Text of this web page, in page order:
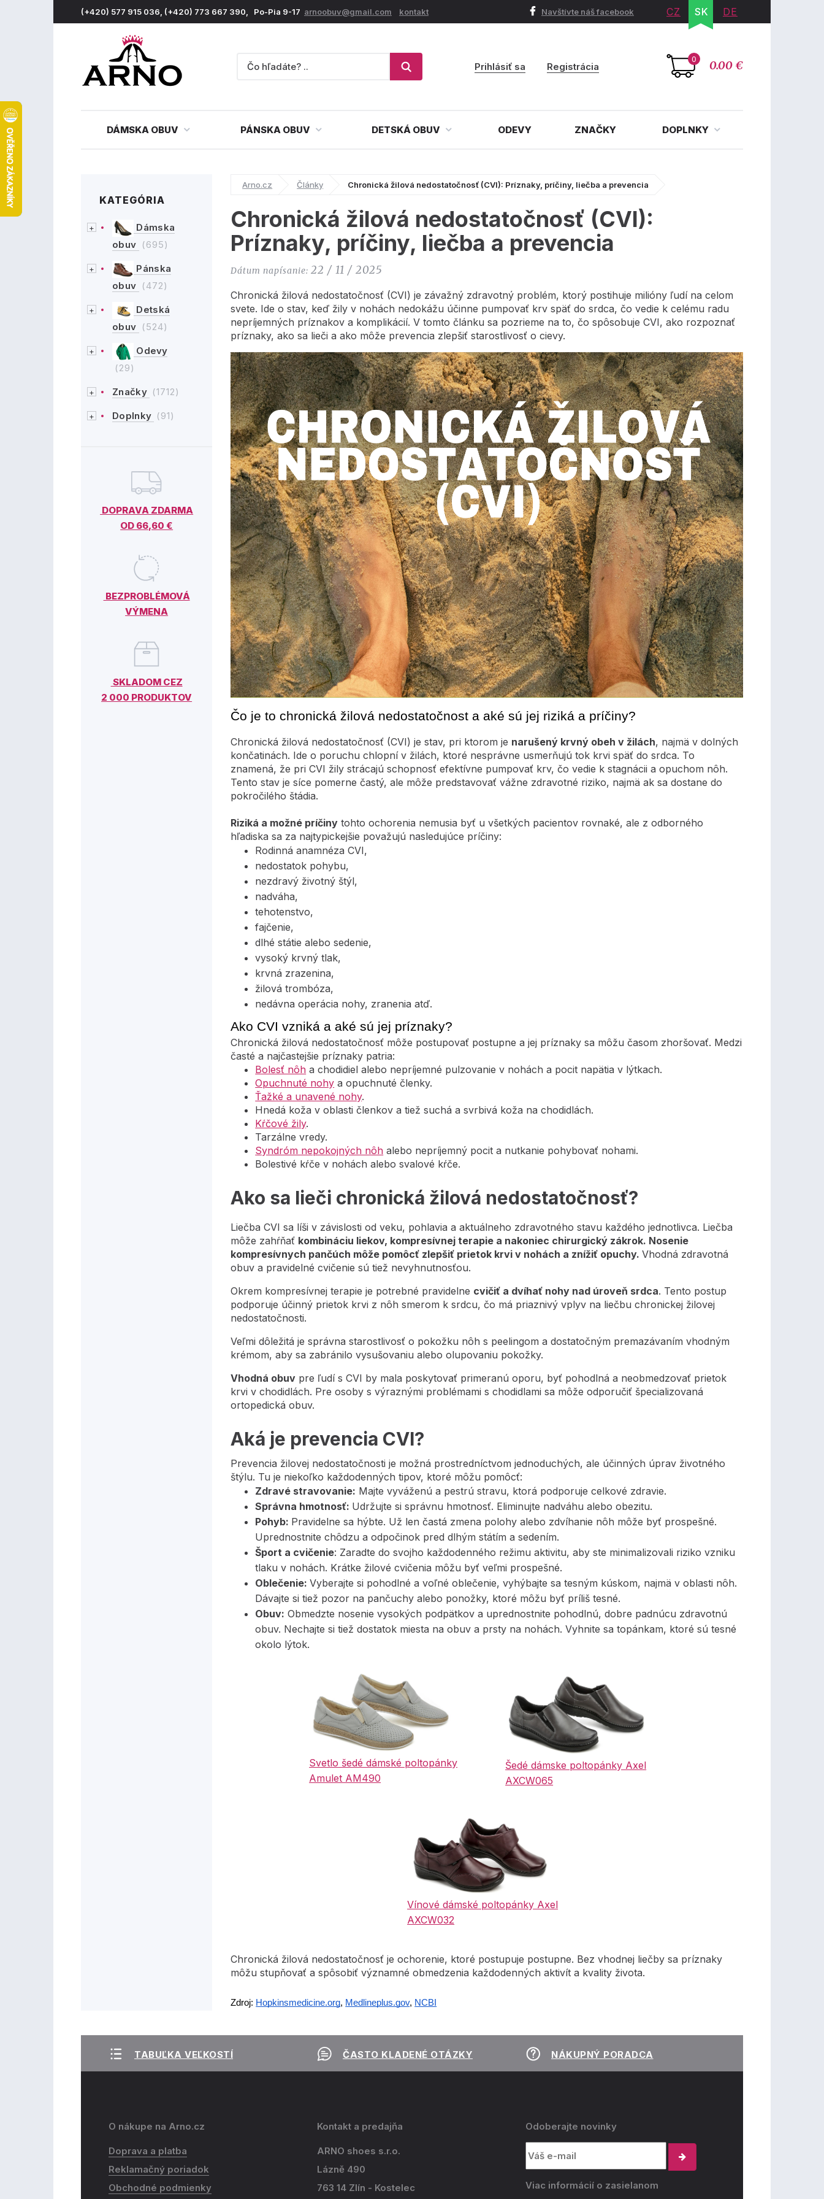
(+420) 577 915 036, (+420) 773 667 390, Po-Pia 9-17 arnoobuv@gmail.com kontakt Navštívte náš facebook CZ SK DE
0 0.00 €
Prihlásiť sa Registrácia
DÁMSKA OBUV PÁNSKA OBUV DETSKÁ OBUV ODEVY ZNAČKY DOPLNKY
KATEGÓRIA
Dámska
obuv (695)
Pánska
obuv (472)
Detská
obuv (524)
Odevy
(29)
Značky (1712)
Doplnky (91)
DOPRAVA ZDARMA
OD 66,60 €
BEZPROBLÉMOVÁ
VÝMENA
SKLADOM CEZ
2 000 PRODUKTOV
Arno.cz Články Chronická žilová nedostatočnosť (CVI): Príznaky, príčiny, liečba a prevencia
Chronická žilová nedostatočnosť (CVI):
Príznaky, príčiny, liečba a prevencia
Dátum napísanie:22 / 11 / 2025
Chronická žilová nedostatočnosť (CVI) je závažný zdravotný problém, ktorý postihuje milióny ľudí na celom
svete. Ide o stav, keď žily v nohách nedokážu účinne pumpovať krv späť do srdca, čo vedie k celému radu
nepríjemných príznakov a komplikácií. V tomto článku sa pozrieme na to, čo spôsobuje CVI, ako rozpoznať
príznaky, ako sa lieči a ako môže prevencia zlepšiť starostlivosť o cievy.
Čo je to chronická žilová nedostatočnost a aké sú jej riziká a príčiny?
Chronická žilová nedostatočnosť (CVI) je stav, pri ktorom je narušený krvný obeh v žilách, najmä v dolných
končatinách. Ide o poruchu chlopní v žilách, ktoré nesprávne usmerňujú tok krvi späť do srdca. To
znamená, že pri CVI žily strácajú schopnosť efektívne pumpovať krv, čo vedie k stagnácii a opuchom nôh.
Tento stav je síce pomerne častý, ale môže predstavovať vážne zdravotné riziko, najmä ak sa dostane do
pokročilého štádia.
Riziká a možné príčiny tohto ochorenia nemusia byť u všetkých pacientov rovnaké, ale z odborného
hľadiska sa za najtypickejšie považujú nasledujúce príčiny:
Rodinná anamnéza CVI,
nedostatok pohybu,
nezdravý životný štýl,
nadváha,
tehotenstvo,
fajčenie,
dlhé státie alebo sedenie,
vysoký krvný tlak,
krvná zrazenina,
žilová trombóza,
nedávna operácia nohy, zranenia atď.
Ako CVI vzniká a aké sú jej príznaky?
Chronická žilová nedostatočnosť môže postupovať postupne a jej príznaky sa môžu časom zhoršovať. Medzi
časté a najčastejšie príznaky patria:
Bolesť nôh a chodidiel alebo nepríjemné pulzovanie v nohách a pocit napätia v lýtkach.
Opuchnuté nohy a opuchnuté členky.
Ťažké a unavené nohy.
Hnedá koža v oblasti členkov a tiež suchá a svrbivá koža na chodidlách.
Kŕčové žily.
Tarzálne vredy.
Syndróm nepokojných nôh alebo nepríjemný pocit a nutkanie pohybovať nohami.
Bolestivé kŕče v nohách alebo svalové kŕče.
Ako sa lieči chronická žilová nedostatočnosť?
Liečba CVI sa líši v závislosti od veku, pohlavia a aktuálneho zdravotného stavu každého jednotlivca. Liečba
môže zahŕňať kombináciu liekov, kompresívnej terapie a nakoniec chirurgický zákrok. Nosenie
kompresívnych pančúch môže pomôcť zlepšiť prietok krvi v nohách a znížiť opuchy.Vhodná zdravotná
obuv a pravidelné cvičenie sú tiež nevyhnutnosťou.
Okrem kompresívnej terapie je potrebné pravidelne cvičiť a dvíhať nohy nad úroveň srdca. Tento postup
podporuje účinný prietok krvi z nôh smerom k srdcu, čo má priaznivý vplyv na liečbu chronickej žilovej
nedostatočnosti.
Veľmi dôležitá je správna starostlivosť o pokožku nôh s peelingom a dostatočným premazávaním vhodným
krémom, aby sa zabránilo vysušovaniu alebo olupovaniu pokožky.
Vhodná obuv pre ľudí s CVI by mala poskytovať primeranú oporu, byť pohodlná a neobmedzovať prietok
krvi v chodidlách. Pre osoby s výraznými problémami s chodidlami sa môže odporučiť špecializovaná
ortopedická obuv.
Aká je prevencia CVI?
Prevencia žilovej nedostatočnosti je možná prostredníctvom jednoduchých, ale účinných úprav životného
štýlu. Tu je niekoľko každodenných tipov, ktoré môžu pomôcť:
Zdravé stravovanie: Majte vyváženú a pestrú stravu, ktorá podporuje celkové zdravie.
Správna hmotnosť: Udržujte si správnu hmotnosť. Eliminujte nadváhu alebo obezitu.
Pohyb: Pravidelne sa hýbte. Už len častá zmena polohy alebo zdvíhanie nôh môže byť prospešné.
Uprednostnite chôdzu a odpočinok pred dlhým státím a sedením.
Šport a cvičenie: Zaradte do svojho každodenného režimu aktivitu, aby ste minimalizovali riziko vzniku
tlaku v nohách. Krátke žilové cvičenia môžu byť veľmi prospešné.
Oblečenie:Vyberajte si pohodlné a voľné oblečenie, vyhýbajte sa tesným kúskom, najmä v oblasti nôh.
Dávajte si tiež pozor na pančuchy alebo ponožky, ktoré môžu byť príliš tesné.
Obuv: Obmedzte nosenie vysokých podpätkov a uprednostnite pohodlnú, dobre padnúcu zdravotnú
obuv. Nechajte si tiež dostatok miesta na obuv a prsty na nohách. Vyhnite sa topánkam, ktoré sú tesné
okolo lýtok.
Svetlo šedé dámské poltopánky
Amulet AM490
Šedé dámske poltopánky Axel
AXCW065
Vínové dámské poltopánky Axel
AXCW032
Chronická žilová nedostatočnosť je ochorenie, ktoré postupuje postupne. Bez vhodnej liečby sa príznaky
môžu stupňovať a spôsobiť významné obmedzenia každodenných aktivít a kvality života.
Zdroj: Hopkinsmedicine.org, Medlineplus.gov, NCBI
TABUĽKA VEĽKOSTÍ ČASTO KLADENÉ OTÁZKY NÁKUPNÝ PORADCA
O nákupe na Arno.cz
Doprava a platba
Reklamačný poriadok
Obchodné podmienky
Kontakt a predajňa
ARNO shoes s.r.o.
Lázně 490
763 14 Zlín - Kostelec
Odoberajte novinky
Viac informácií o zasielanom